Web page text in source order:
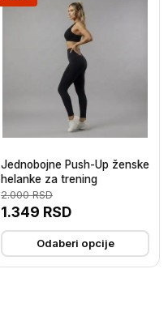
Jednobojne Push-Up ženske
helanke za trening
1.349 RSD
2.000RSD
Odaberi opcije